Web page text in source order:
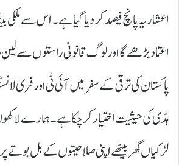
اعشاریہ پانچ فیصد کر دیا گیا ہے۔ اس سے ملکی
اعتماد بڑھے گا اور لوگ قانونی راستوں سے
پاکستان کی ترقی کے سفر میں آئی ٹی اور فری
ہڈی کی حیثیت اختیار کر چکا ہے۔ ہمارے
لڑکیاں گھر بیٹھے اپنی صلاحیتوں کے بل بوتے